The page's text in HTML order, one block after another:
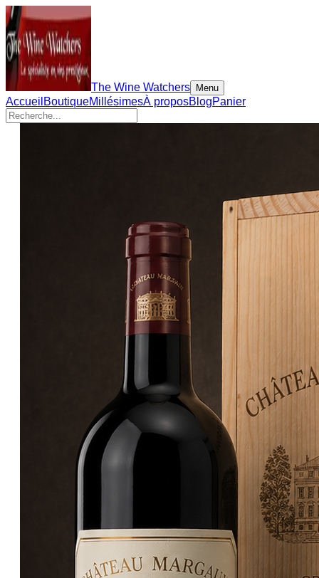
The Wine Watchers Menu
Accueil BoutiqueMillésimesÀ proposBlogPanier